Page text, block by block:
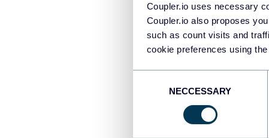
Coupler.io uses necessary
Coupler.io also proposes
such as count visits and
cookie preferences using
NECCESSARY
=